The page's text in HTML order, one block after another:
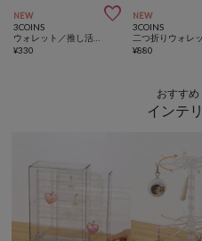
NEW 
3COINS
¥330
NEW
3COINS
二つ折りウォレ
¥880
おすすめ
インテ